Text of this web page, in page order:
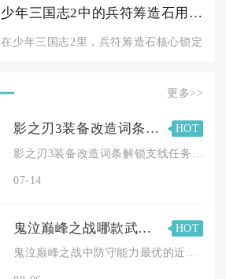
少年三国志2中的兵符筹造石用法是怎样的
在少年三国志2里，兵符筹造石核心锁定在
更多>>
影之刃3装备改造词条任务是否可以组队完成
HOT
07-14
鬼泣巅峰之战哪款武器更适合进行防守
HOT